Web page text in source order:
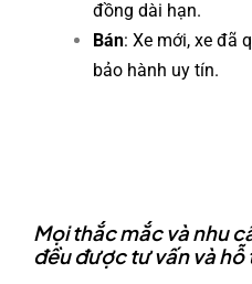
đồng dài hạn.
Bán: Xe mới, xe đã
bảo hành uy tín.
Mọi thắc mắc và nhu
đều được tư vấn và